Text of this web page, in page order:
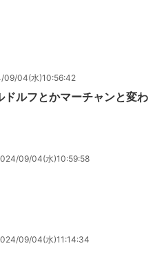
09/04(水)10:56:42
ルフとかマーチャンと変わ
09/04(水)10:59:58
09/04(水)11:14:34